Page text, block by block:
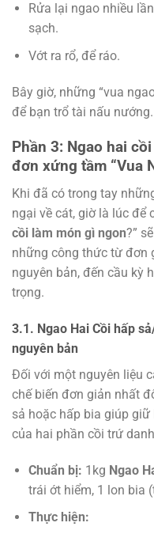
Rửa lại ngao nhiều
sạch.
Vớt ra rổ, để ráo.
Bây giờ, những “vua
để bạn trổ tài nấu nướng.
Phần 3: Ngao hai
đơn xứng tầm “Vua
Khi đã có trong tay
ngại về cát, giờ là lúc để
cồi làm món gì ngon?”
những công thức từ đơn
nguyên bản, đến cầu kỳ
trọng.
3.1. Ngao Hai Cồi hấp
nguyên bản
Đối với một nguyên liệu
chế biến đơn giản nhất
sả hoặc hấp bia giúp
của hai phần cồi trứ
Chuẩn bị: 1kg Ngao
trái ớt hiểm, 1 lon bia
Thực hiện: